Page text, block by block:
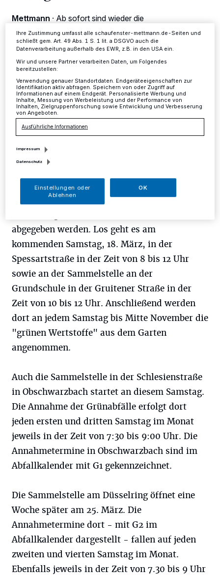
Mettmann · Ab sofort sind wieder die
Stadtgebiet eingerichtet.
14.03.2017 , 12:27 Uhr Eine Minute Lesezeit
samstags zu den festgelegten Terminen die
"grünen Wertstoffe" aus dem Garten bis zu
abgegeben werden. Los geht es am
kommenden Samstag, 18. März, in der
Spessartstraße in der Zeit von 8 bis 12 Uhr
sowie an der Sammelstelle an der
Grundschule in der Gruitener Straße in der
Zeit von 10 bis 12 Uhr. Anschließend werden
dort an jedem Samstag bis Mitte November die
"grünen Wertstoffe" aus dem Garten
angenommen.
Auch die Sammelstelle in der Schlesienstraße
in Obschwarzbach startet an diesem Samstag.
Die Annahme der Grünabfälle erfolgt dort
jeden ersten und dritten Samstag im Monat
jeweils in der Zeit von 7:30 bis 9:00 Uhr. Die
Annahmetermine in Obschwarzbach sind im
Abfallkalender mit G1 gekennzeichnet.
Die Sammelstelle am Düsselring öffnet eine
Woche später am 25. März. Die
Annahmetermine dort - mit G2 im
Abfallkalender dargestellt - fallen auf jeden
zweiten und vierten Samstag im Monat.
Ebenfalls jeweils in der Zeit von 7.30 bis 9 Uhr
Informationen finden Sie in unserer Datenschutzerklärung.
Ihre Zustimmung umfasst alle schaufenster-mettmann.de-Seiten und
schließt gem. Art. 49 Abs. 1 S. 1 lit. a DSGVO auch die
Datenverarbeitung außerhalb des EWR, z.B. in den USA ein.
Wir und unsere Partner verarbeiten Daten, um Folgendes
bereitzustellen:
Verwendung genauer Standortdaten. Endgeräteeigenschaften zur
Identifikation aktiv abfragen. Speichern von oder Zugriff auf
Informationen auf einem Endgerät. Personalisierte Werbung und
Inhalte, Messung von Werbeleistung und der Performance von
Inhalten, Zielgruppenforschung sowie Entwicklung und Verbesserung
von Angeboten.
Ausführliche Informationen
Impressum
Datenschutz
Einstellungen oder
Ablehnen
OK